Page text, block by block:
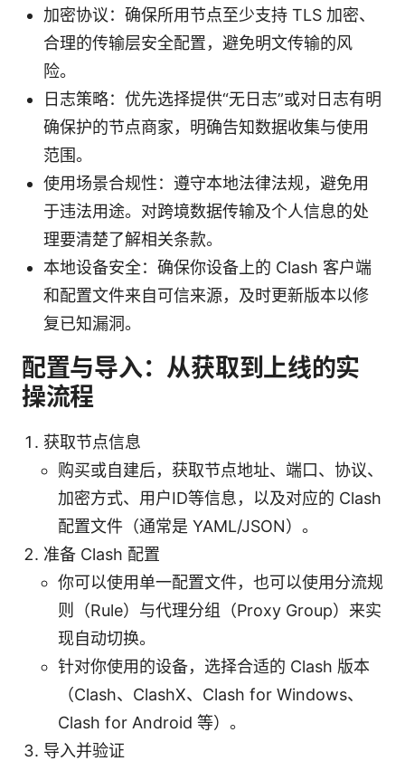
加密协议：确保所用节点至少支持 TLS 加密、
合理的传输层安全配置，避免明文传输的风
险。
日志策略：优先选择提供“无日志”或对日志有明
确保护的节点商家，明确告知数据收集与使用
范围。
使用场景合规性：遵守本地法律法规，避免用
于违法用途。对跨境数据传输及个人信息的处
理要清楚了解相关条款。
本地设备安全：确保你设备上的 Clash 客户端
和配置文件来自可信来源，及时更新版本以修
复已知漏洞。
配置与导入：从获取到上线的实
操流程
获取节点信息
购买或自建后，获取节点地址、端口、协议、
加密方式、用户ID等信息，以及对应的 Clash
配置文件（通常是 YAML/JSON）。
准备 Clash 配置
你可以使用单一配置文件，也可以使用分流规
则（Rule）与代理分组（Proxy Group）来实
现自动切换。
针对你使用的设备，选择合适的 Clash 版本
（Clash、ClashX、Clash for Windows、
Clash for Android 等）。
导入并验证